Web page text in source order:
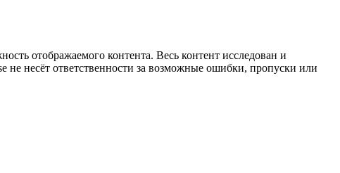
отображаемого контента. Весь контент исследован и
не несёт ответственности за возможные ошибки, пропуски или